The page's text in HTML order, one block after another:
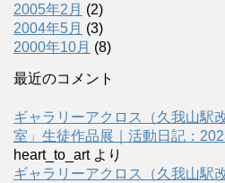
2005年2月 (2)
2004年5月 (3)
2000年10月 (8)
最近のコメント
ギャラリーアクロス（久我山駅
室」生徒作品展｜活動日記：
heart_to_artより
ギャラリーアクロス（久我山駅